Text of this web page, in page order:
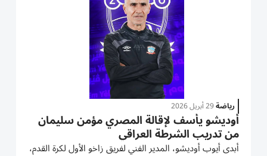
رياضة29 أبريل 2026
أوديشو يأسف لإقالة المصري مؤمن سليمان
من تدريب الشرطة العراقي
أبدى أيوب أوديشو، المدير الفني لفريق زاخو الأول لكرة القدم،